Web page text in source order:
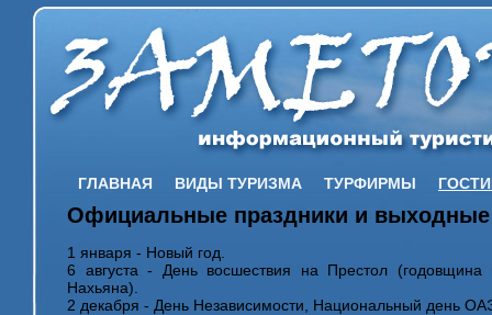
ГЛАВНАЯ ВИДЫ ТУРИЗМА ТУРФИРМЫ
Официальные праздники и
1 января - Новый год.
6 августа - День восшествия на Престол
Нахьяна).
2 декабря - День Независимости, Национальный день